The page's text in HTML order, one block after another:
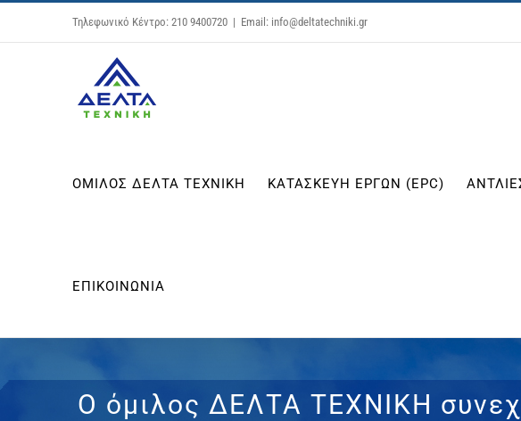
Τηλεφωνικό Κέντρο: 210 9400720 | Email: info@deltatechniki.gr
ΟΜΙΛΟΣ ΔΕΛΤΑ ΤΕΧΝΙΚΗ ΚΑΤΑΣΚΕΥΗ ΕΡΓΩΝ (EPC)
ΕΠΙΚΟΙΝΩΝΙΑ
Ο όμιλος ΔΕΛΤΑ ΤΕΧΝΙΚΗ